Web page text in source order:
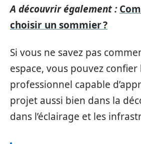
A découvrir également :
choisir un sommier ?
Si vous ne savez pas
espace, vous pouvez confier
professionnel capable
projet aussi bien dans la
dans l’éclairage et les